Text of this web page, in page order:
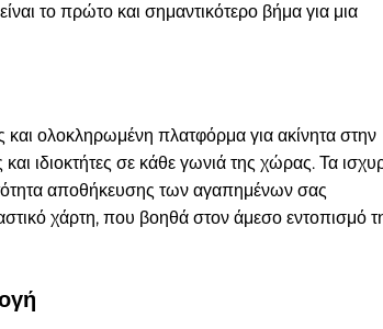
το πρώτο και σημαντικότερο βήμα για μια
ολοκληρωμένη πλατφόρμα για ακίνητα στην
και ιδιοκτήτες σε κάθε γωνιά της χώρας. Τα
αποθήκευσης των αγαπημένων σας
χάρτη, που βοηθά στον άμεσο εντοπισμό